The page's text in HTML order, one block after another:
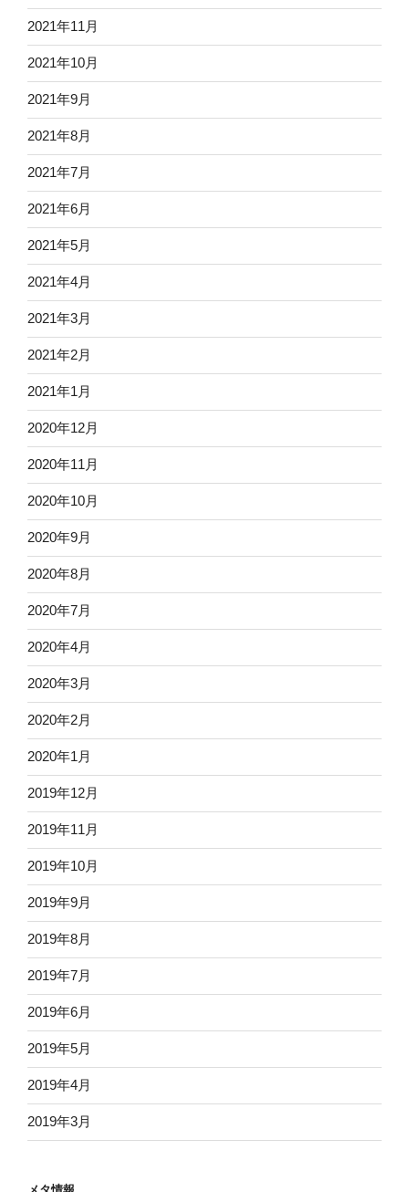
2021年11月
2021年10月
2021年9月
2021年8月
2021年7月
2021年6月
2021年5月
2021年4月
2021年3月
2021年2月
2021年1月
2020年12月
2020年11月
2020年10月
2020年9月
2020年8月
2020年7月
2020年4月
2020年3月
2020年2月
2020年1月
2019年12月
2019年11月
2019年10月
2019年9月
2019年8月
2019年7月
2019年6月
2019年5月
2019年4月
2019年3月